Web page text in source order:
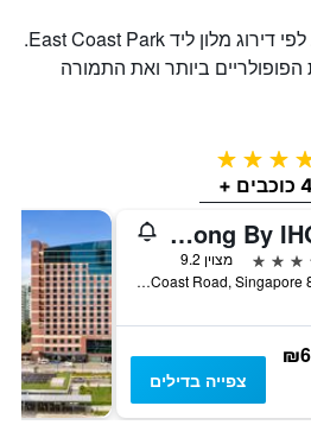
פירוט של המחיר הממוצע לפי דירוג מלון ליד East Coast Park.
ביותר ואת התמורה
4 כוכבים
+
Hotel Indigo Singapore Katong By IHG
מצוין 9.2
86 East Coast Road, Singapore, סינגפור
צפייה בדילים